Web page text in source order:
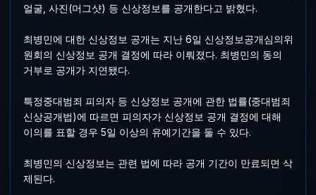
얼굴, 사진(머그샷) 등 신상정보를 공개한다고 밝혔다.
최병민에 대한 신상정보 공개는 지난 6일 신상정보공개심의위
원회의 신상정보 공개 결정에 따라 이뤄졌다. 최병민의 동의
거부로 공개가 지연됐다.
특정중대범죄 피의자 등 신상정보 공개에 관한 법률(중대범죄
신상공개법)에 따르면 피의자가 신상정보 공개 결정에 대해
이의를 표할 경우 5일 이상의 유예기간을 둘 수 있다.
최병민의 신상정보는 관련 법에 따라 공개 기간이 만료되면 삭
제된다.